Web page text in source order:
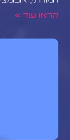
קראו עוד »